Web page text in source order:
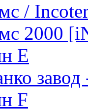
/
2000
E
F